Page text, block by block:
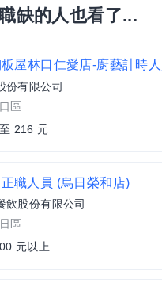
缺的人也看了...
板屋林口仁愛店-廚藝計時人
份有限公司
區
216 元
職人員 (烏日榮和店)
飲股份有限公司
區
元以上